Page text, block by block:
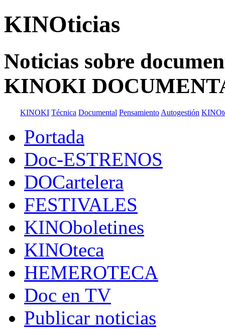
KINOticias
Noticias sobre
KINOKI
KINOKI Técnica Documental Pensamiento Autogestión
Portada
Doc-ESTRENOS
DOCartelera
FESTIVALES
KINOboletines
KINOteca
HEMEROTECA
Doc en TV
Publicar noticias